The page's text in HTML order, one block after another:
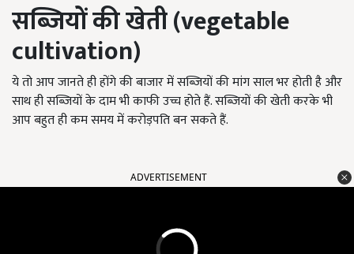
सब्जियों की खेती(vegetable
cultivation)
ये तो आप जानते ही होंगे की बाजार में सब्जियों की मांग साल भर होती है और
साथ ही सब्जियों के दाम भी काफी उच्च होते हैं. सब्जियों की खेती करके भी
आप बहुत ही कम समय में करोड़पति बन सकते हैं.
ADVERTISEMENT